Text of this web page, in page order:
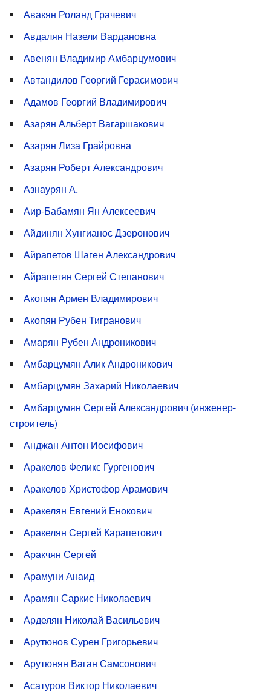
Авакян Роланд Грачевич
Авдалян Назели Вардановна
Авенян Владимир Амбарцумович
Автандилов Георгий Герасимович
Адамов Георгий Владимирович
Азарян Альберт Вагаршакович
Азарян Лиза Грайровна
Азарян Роберт Александрович
Азнаурян А.
Аир-Бабамян Ян Алексеевич
Айдинян Хунгианос Дзеронович
Айрапетов Шаген Александрович
Айрапетян Сергей Степанович
Акопян Армен Владимирович
Акопян Рубен Тигранович
Амарян Рубен Андроникович
Амбарцумян Алик Андроникович
Амбарцумян Захарий Николаевич
Амбарцумян Сергей Александрович (инженер-
строитель)
Анджан Антон Иосифович
Аракелов Феликс Гургенович
Аракелов Христофор Арамович
Аракелян Евгений Енокович
Аракелян Сергей Карапетович
Аракчян Сергей
Арамуни Анаид
Арамян Саркис Николаевич
Арделян Николай Васильевич
Арутюнов Сурен Григорьевич
Арутюнян Ваган Самсонович
Асатуров Виктор Николаевич